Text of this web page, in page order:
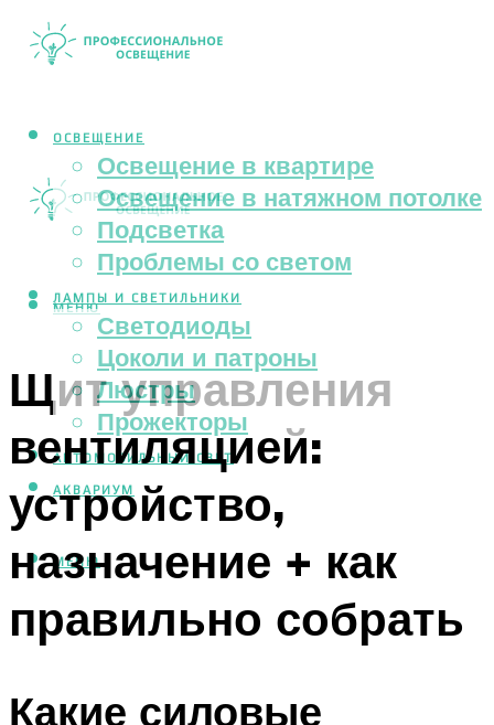
ОСВЕЩЕНИЕ
Освещение в квартире
Освещение в натяжном потолке
Подсветка
Проблемы со светом
ЛАМПЫ И СВЕТИЛЬНИКИ
Светодиоды
Цоколи и патроны
Люстры
Прожекторы
АВТОМОБИЛЬНЫЙ СВЕТ
АКВАРИУМ
МЕНЮ
МЕНЮ
Щит управления
вентиляцией:
устройство,
назначение + как
правильно собрать
Какие силовые